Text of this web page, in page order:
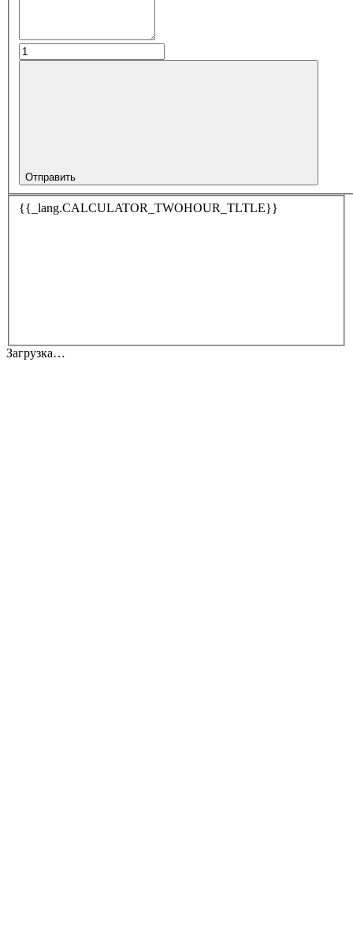
Отправить
{{_lang.CALCULATOR_TWOHOUR_TLTLE}}
Загрузка…